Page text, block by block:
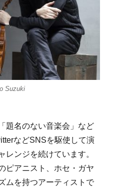
Suzuki
題名のない音楽会」など
などSNSを駆使して演
レンジを続けています。
ピアニスト、ホセ・ガヤ
ムを持つアーティストで